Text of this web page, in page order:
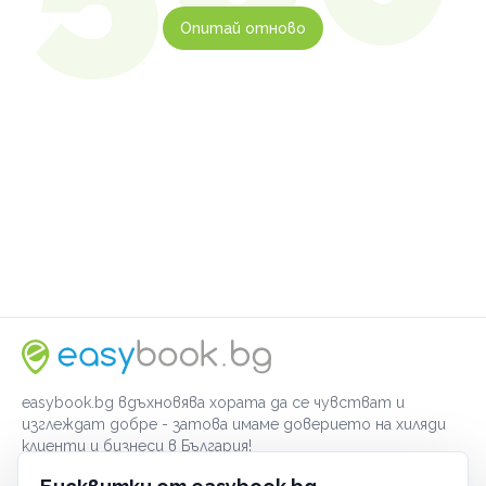
Опитай отново
easybook.bg вдъхновява хората да се чувстват и
изглеждат добре - затова имаме доверието на хиляди
клиенти и бизнеси в България!